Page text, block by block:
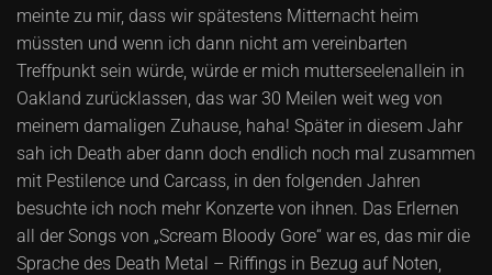
meinte zu mir, dass wir spätestens Mitternacht heim
müssten und wenn ich dann nicht am vereinbarten
Treffpunkt sein würde, würde er mich mutterseelenallein in
Oakland zurücklassen, das war 30 Meilen weit weg von
meinem damaligen Zuhause, haha! Später in diesem Jahr
sah ich Death aber dann doch endlich noch mal zusammen
mit Pestilence und Carcass, in den folgenden Jahren
besuchte ich noch mehr Konzerte von ihnen. Das Erlernen
all der Songs von „Scream Bloody Gore“ war es, das mir die
Sprache des Death Metal – Riffings in Bezug auf Noten,